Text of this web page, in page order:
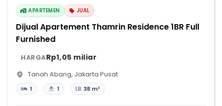
APARTEMEN JUAL
Dijual Apartement Thamrin Residence 1BR Full
Furnished
HARGARp1,05 miliar
Tanah Abang, Jakarta Pusat
1 1 LB: 38 m²